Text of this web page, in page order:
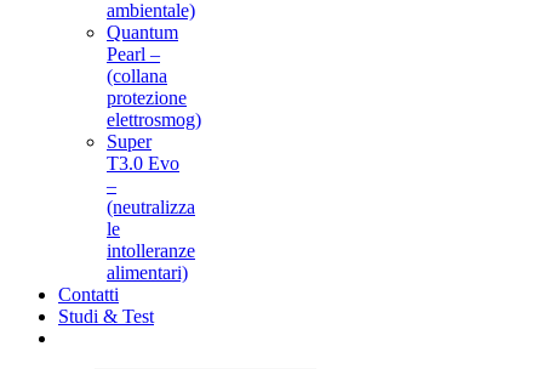
ambientale)
Quantum
Pearl –
(collana
protezione
elettrosmog)
Super
T3.0 Evo
–
(neutralizza
le
intolleranze
alimentari)
Contatti
Studi & Test